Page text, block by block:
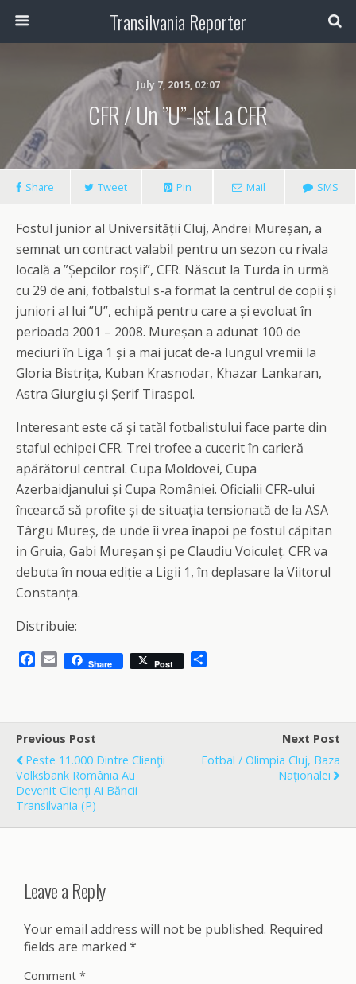
Transilvania Reporter
July 7, 2015, 02:07
CFR / Un ”U”-Ist La CFR
Share Tweet Pin Mail SMS
Fostul junior al Universității Cluj, Andrei Mureșan, a
semnat un contract valabil pentru un sezon cu rivala
locală a ”Șepcilor roșii”, CFR. Născut la Turda în urmă
cu 29 de ani, fotbalstul s-a format la centrul de copii și
juniori al lui ”U”, echipă pentru care a și evoluat în
perioada 2001 – 2008. Mureșan a adunat 100 de
meciuri în Liga 1 și a mai jucat de-a lungul vremii la
Gloria Bistrița, Kuban Krasnodar, Khazar Lankaran,
Astra Giurgiu și Șerif Tiraspol.
Interesant este că şi tatăl fotbalistului face parte din
staful echipei CFR. Trei trofee a cucerit în carieră
apărătorul central. Cupa Moldovei, Cupa
Azerbaidjanului și Cupa României. Oficialii CFR-ului
încearcă să profite și de situația tensionată de la ASA
Târgu Mureș, de unde îi vrea înapoi pe fostul căpitan
in Gruia, Gabi Mureșan și pe Claudiu Voiculeț. CFR va
debuta în noua ediție a Ligii 1, în deplasare la Viitorul
Constanța.
Distribuie:
b
o
o
k
E
l
Share Post
e
Previous Post
Peste 11.000 Dintre Clienţii
Volksbank România Au
Devenit Clienţi Ai Băncii
Transilvania (P)
Next Post
Fotbal / Olimpia Cluj, Baza
Naționalei
Leave a Reply
Your email address will not be published. Required
fields are marked *
Comment *